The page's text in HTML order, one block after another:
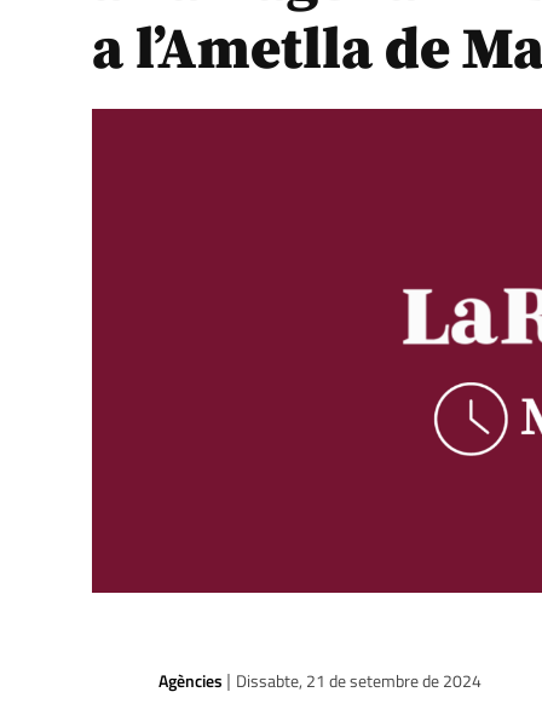
a l’Ametlla de
Agències | Dissabte, 21 de setembre de 2024